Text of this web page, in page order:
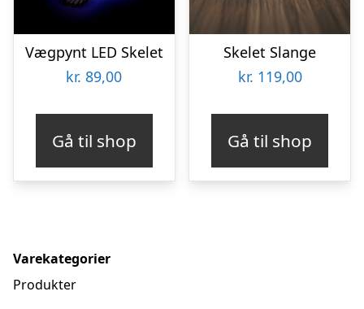
Vægpynt LED Skelet
kr. 89,00
Gå til shop
Skelet Slange
kr. 119,00
Gå til shop
Varekategorier
Produkter